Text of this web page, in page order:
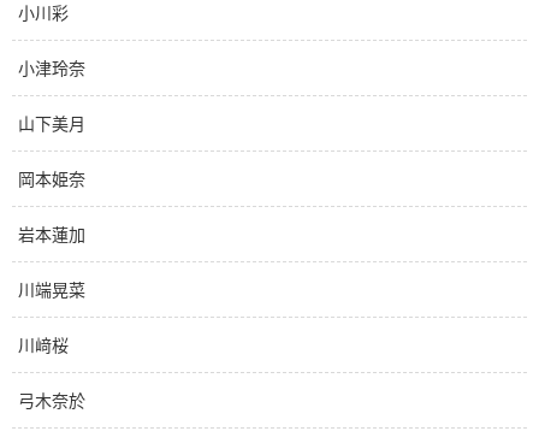
小川彩
小津玲奈
山下美月
岡本姫奈
岩本蓮加
川端晃菜
川﨑桜
弓木奈於